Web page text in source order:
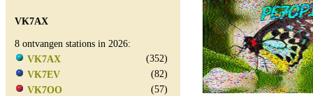
VK7AX
8 ontvangen stations in 2026:
VK7AX
(352)
VK7EV
(82)
VK7OO
(57)